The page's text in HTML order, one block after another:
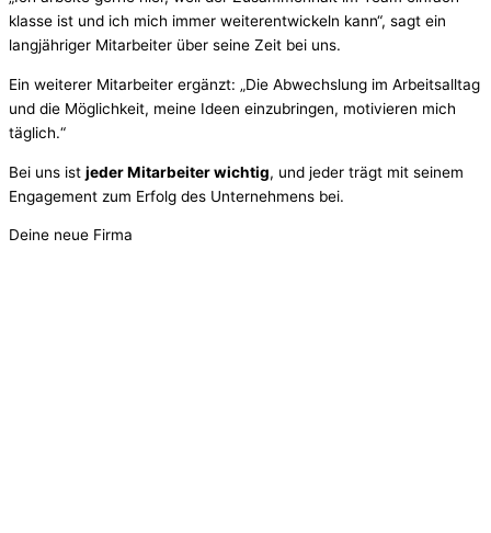
klasse ist und ich mich immer weiterentwickeln kann“, sagt ein
langjähriger Mitarbeiter über seine Zeit bei uns.
Ein weiterer Mitarbeiter ergänzt: „Die Abwechslung im Arbeitsalltag
und die Möglichkeit, meine Ideen einzubringen, motivieren mich
täglich.“
Bei uns ist jeder Mitarbeiter wichtig, und jeder trägt mit seinem
Engagement zum Erfolg des Unternehmens bei.
Deine neue Firma